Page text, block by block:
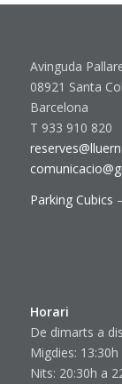
Avinguda
08921 Santa
Barcelona
T 933 910 820
Parking Cubics
Horari
De dimarts a
Migdies:
Nits: 20:30h a